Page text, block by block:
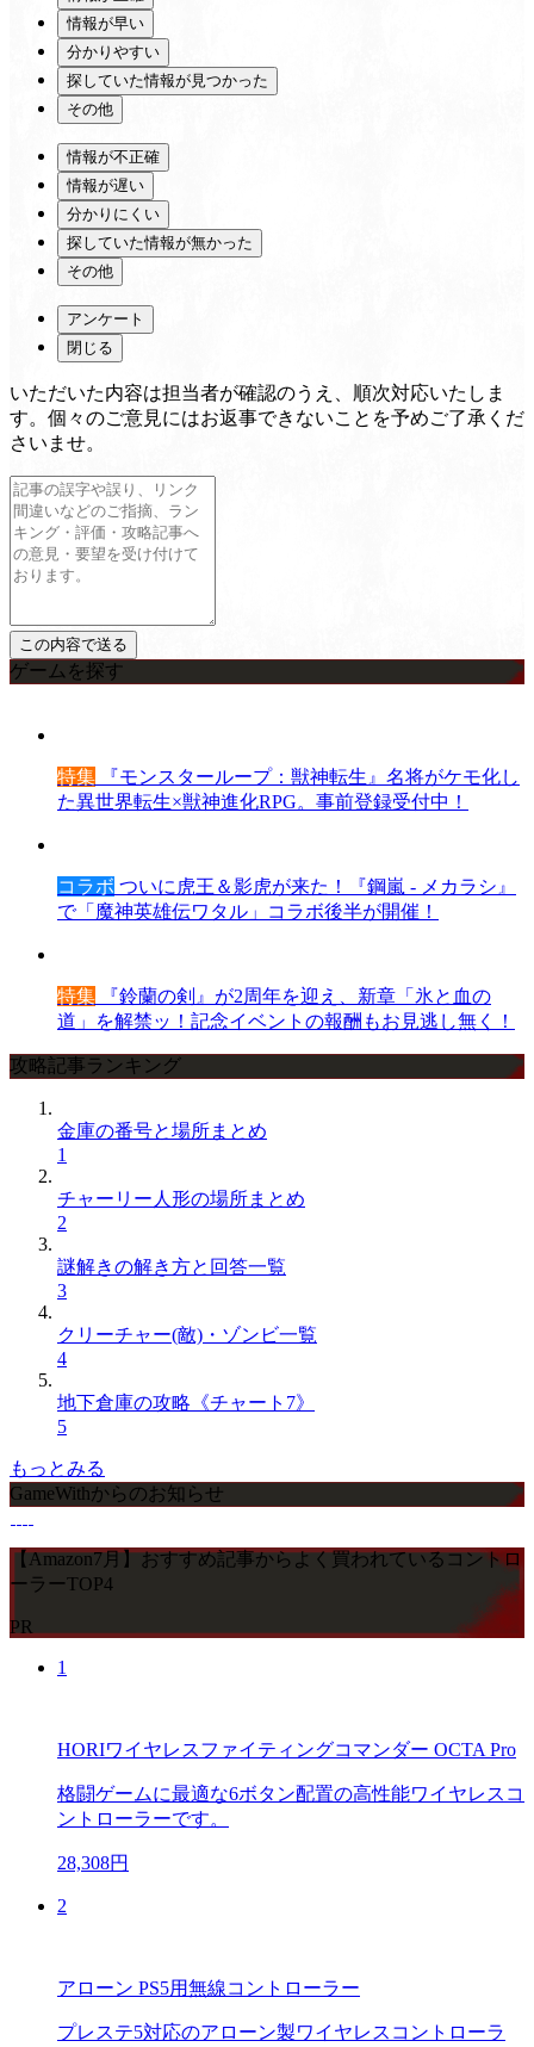
情報が早い
分かりやすい
探していた情報が見つかった
その他
情報が不正確
情報が遅い
分かりにくい
探していた情報が無かった
その他
アンケート
閉じる
いただいた内容は担当者が確認のうえ、順次対応いたしま
す。個々のご意見にはお返事できないことを予めご了承くだ
さいませ。
ゲームを探す
特集 『モンスターループ：獣神転生』名将がケモ化し
た異世界転生×獣神進化RPG。事前登録受付中！
コラボ ついに虎王＆影虎が来た！『鋼嵐 - メカラシ』
で「魔神英雄伝ワタル」コラボ後半が開催！
特集 『鈴蘭の剣』が2周年を迎え、新章「氷と血の
道」を解禁ッ！記念イベントの報酬もお見逃し無く！
攻略記事ランキング
金庫の番号と場所まとめ
1
チャーリー人形の場所まとめ
2
謎解きの解き方と回答一覧
3
クリーチャー(敵)・ゾンビ一覧
4
地下倉庫の攻略《チャート7》
5
もっとみる
GameWithからのお知らせ
【Amazon7月】おすすめ記事からよく買われているコントロ
ーラーTOP4
PR
1
HORIワイヤレスファイティングコマンダー OCTA Pro
格闘ゲームに最適な6ボタン配置の高性能ワイヤレスコ
ントローラーです。
28,308円
2
アローン PS5用無線コントローラー
プレステ5対応のアローン製ワイヤレスコントローラ